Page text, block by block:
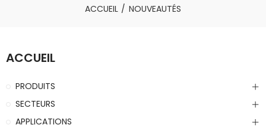
ACCUEIL NOUVEAUTÉS
ACCUEIL
PRODUITS
SECTEURS
APPLICATIONS